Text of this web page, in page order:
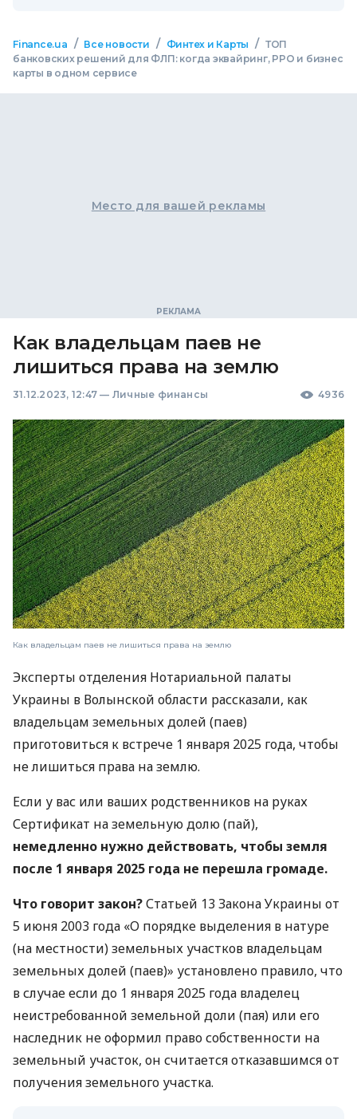
Finance.ua / Все новости / Финтех и Карты / ТОП
банковских решений для ФЛП: когда эквайринг, РРО и бизнес
карты в одном сервисе
Место для вашей рекламы
Как владельцам паев не
лишиться права на землю
31.12.2023, 12:47 — Личные финансы 4936
Как владельцам паев не лишиться права на землю
Эксперты отделения Нотариальной палаты
Украины в Волынской области рассказали, как
владельцам земельных долей (паев)
приготовиться к встрече 1 января 2025 года, чтобы
не лишиться права на землю.
Если у вас или ваших родственников на руках
Сертификат на земельную долю (пай),
немедленно нужно действовать, чтобы земля
после 1 января 2025 года не перешла громаде.
Что говорит закон?Статьей 13 Закона Украины от
5 июня 2003 года «О порядке выделения в натуре
(на местности) земельных участков владельцам
земельных долей (паев)» установлено правило, что
в случае если до 1 января 2025 года владелец
неистребованной земельной доли (пая) или его
наследник не оформил право собственности на
земельный участок, он считается отказавшимся от
получения земельного участка.